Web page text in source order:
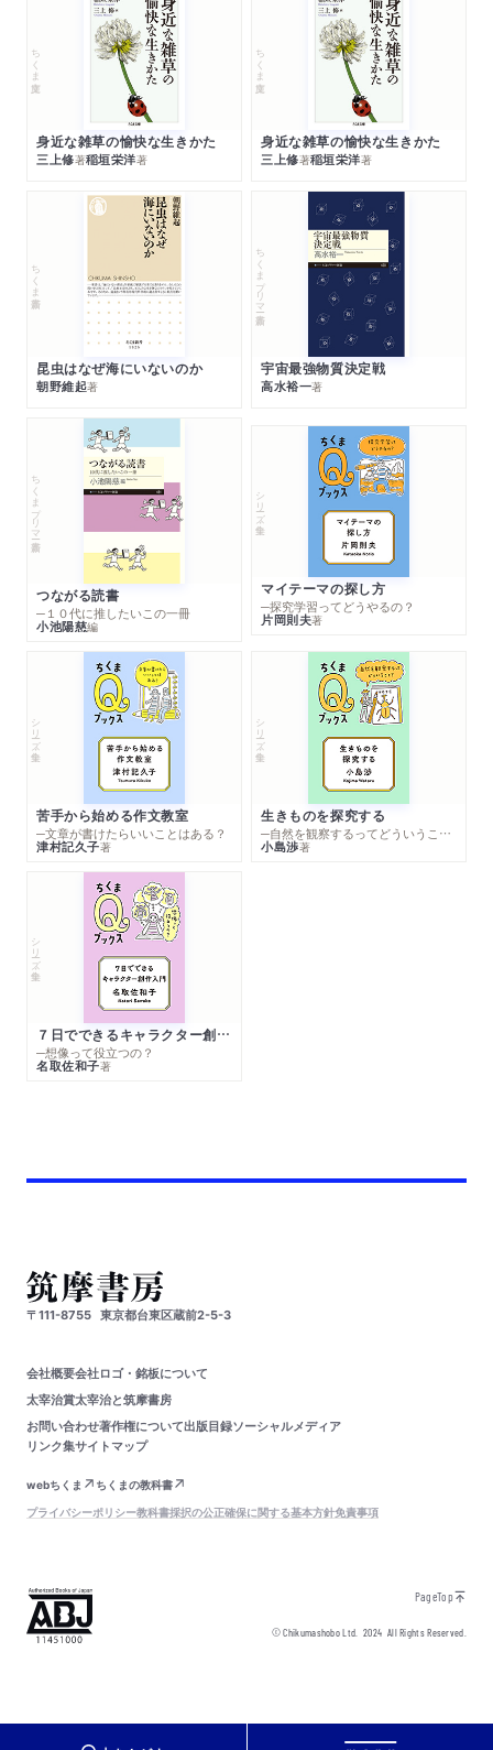
ちくま文庫
身近な雑草の愉快な生きかた
三上修著稲垣栄洋著
ちくま文庫
身近な雑草の愉快な生きかた
三上修著稲垣栄洋著
ちくま新書
昆虫はなぜ海にいないのか
朝野維起著
ちくまプリマー新書
宇宙最強物質決定戦
高水裕一著
ちくまプリマー新書
つながる読書
─１０代に推したいこの一冊
小池陽慈編
シリーズ・全集
マイテーマの探し方
─探究学習ってどうやるの？
片岡則夫著
シリーズ・全集
苦手から始める作文教室
─文章が書けたらいいことはある？
津村記久子著
シリーズ・全集
生きものを探究する
─自然を観察するってどういうこと？
小島渉著
シリーズ・全集
７日でできるキャラクター創作入門
─想像って役立つの？
名取佐和子著
〒111-8755 東京都台東区蔵前2-5-3
会社概要会社ロゴ・銘板について
太宰治賞太宰治と筑摩書房
お問い合わせ著作権について出版目録ソーシャルメディア
リンク集サイトマップ
webちくま
ちくまの教科書
プライバシーポリシー教科書採択の公正確保に関する基本方針免責事項
PageTop
© Chikumashobo Ltd.2024 All Rights Reserved.